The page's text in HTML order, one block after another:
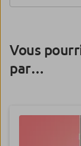
Vous
par…